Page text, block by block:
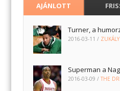
AJÁNLOTT
Turner, a
2016-03-11 /
Superman a
2016-03-09 /THE